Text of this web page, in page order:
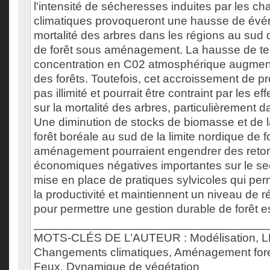
l'intensité de sécheresses induites par les
climatiques provoqueront une hausse de
mortalité des arbres dans les régions au sud
de forêt sous aménagement. La hausse de
concentration en C02 atmosphérique
des forêts. Toutefois, cet accroissement de
pas illimité et pourrait être contraint par les
sur la mortalité des arbres, particulièrement
Une diminution de stocks de biomasse et de
forêt boréale au sud de la limite nordique de
aménagement pourraient engendrer des
économiques négatives importantes sur le
mise en place de pratiques sylvicoles qui
la productivité et maintiennent un niveau de
pour permettre une gestion durable de forêt
MOTS-CLÉS DE L’AUTEUR : Modélisation,
Changements climatiques, Aménagement
Feux, Dynamique de végétation